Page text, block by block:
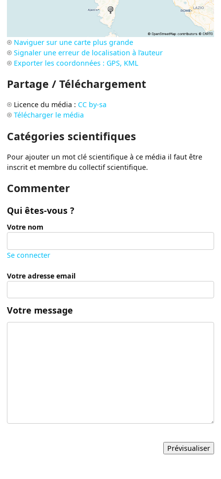
Naviguer sur une carte plus grande
Signaler une erreur de localisation à l’auteur
Exporter les coordonnées : GPS, KML
Partage / Téléchargement
Licence du média : CC by-sa
Télécharger le média
Catégories scientifiques
Pour ajouter un mot clé scientifique à ce média il faut être
inscrit et membre du collectif scientifique.
Commenter
Qui êtes-vous ?
Votre nom
Se connecter
Votre adresse email
Votre message